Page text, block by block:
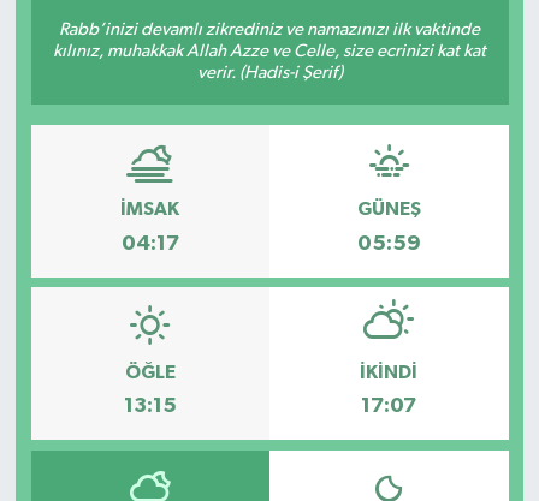
Rabb’inizi devamlı zikrediniz ve namazınızı ilk vaktinde
kılınız, muhakkak Allah Azze ve Celle, size ecrinizi kat kat
verir. (Hadis-i Şerif)
İMSAK
04:17
GÜNEŞ
05:59
ÖĞLE
13:15
İKINDI
17:07